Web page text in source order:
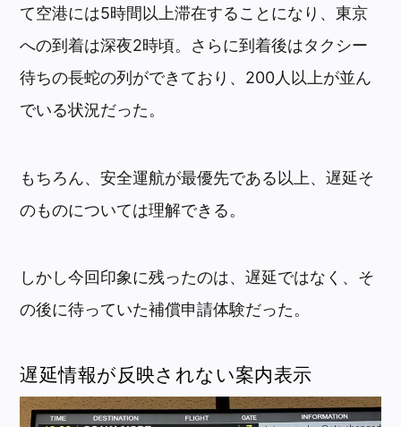
て空港には5時間以上滞在することになり、東京
への到着は深夜2時頃。さらに到着後はタクシー
待ちの長蛇の列ができており、200人以上が並ん
でいる状況だった。
もちろん、安全運航が最優先である以上、遅延そ
のものについては理解できる。
しかし今回印象に残ったのは、遅延ではなく、そ
の後に待っていた補償申請体験だった。
遅延情報が反映されない案内表示